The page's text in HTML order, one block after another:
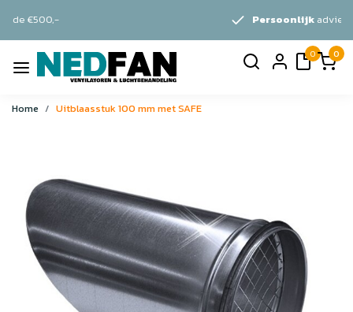
Persoonlijk advies
0 0
Home Uitblaasstuk 100 mm met SAFE